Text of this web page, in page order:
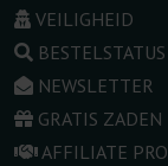
VEILIGHEID
NEWSLETTER
GRATIS ZADEN
AFFILIATE